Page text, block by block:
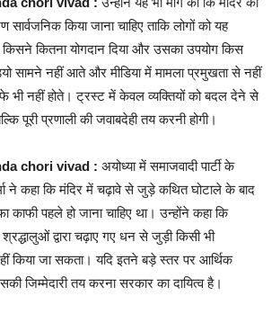
सार्वजनिक किया जाना चाहिए ताकि लोगों को यह
कितना योगदान दिया और उसका उपयोग किस
सामने नहीं आते और मीडिया में मामला प्रमुखता से नहीं
भी नहीं होते। ट्रस्ट में केवल व्यक्तियों को बदल देने से
पूरी प्रणाली की जवाबदेही तय करनी होगी।
chori vivad : अयोध्या में समाजवादी पार्टी के
ने कहा कि मंदिर में चढ़ावे से जुड़े कथित घोटाले के बाद
काफी पहले हो जाना चाहिए था। उन्होंने कहा कि
द्वारा चढ़ाए गए धन से जुड़ी किसी भी
किया जा सकता। यदि इतने बड़े स्तर पर आर्थिक
जिम्मेदारी तय करना सरकार का दायित्व है।